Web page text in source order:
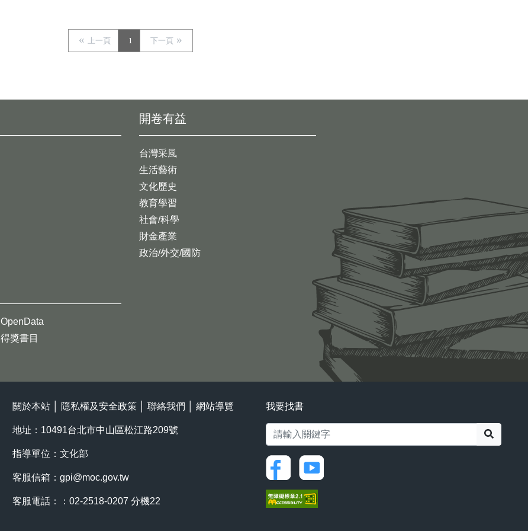
上一頁 1 下一頁
開卷有益
台灣采風
生活藝術
文化歷史
教育學習
社會/科學
財金產業
政治/外交/國防
OpenData
得獎書目
關於本站 隱私權及安全政策 聯絡我們 網站導覽
地址：10491台北市中山區松江路209號
指導單位：文化部
客服信箱： gpi@moc.gov.tw
客服電話：：02-2518-0207 分機22
我要找書